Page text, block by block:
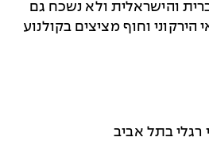
והישראלית ולא נשכח גם
וחוף מציצים בקולנוע
רגלי בתל אביב